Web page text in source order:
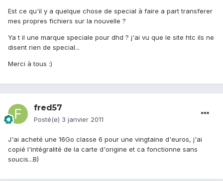
Est ce qu'il y a quelque chose de special à faire a part transferer
mes propres fichiers sur la nouvelle ?
Ya t il une marque speciale pour dhd ? j'ai vu que le site htc ils ne
disent rien de special...
Merci à tous :)
fred57
Posté(e) 3 janvier 2011
J'ai acheté une 16Go classe 6 pour une vingtaine d'euros, j'ai
copié l'intégralité de la carte d'origine et ca fonctionne sans
soucis...B)